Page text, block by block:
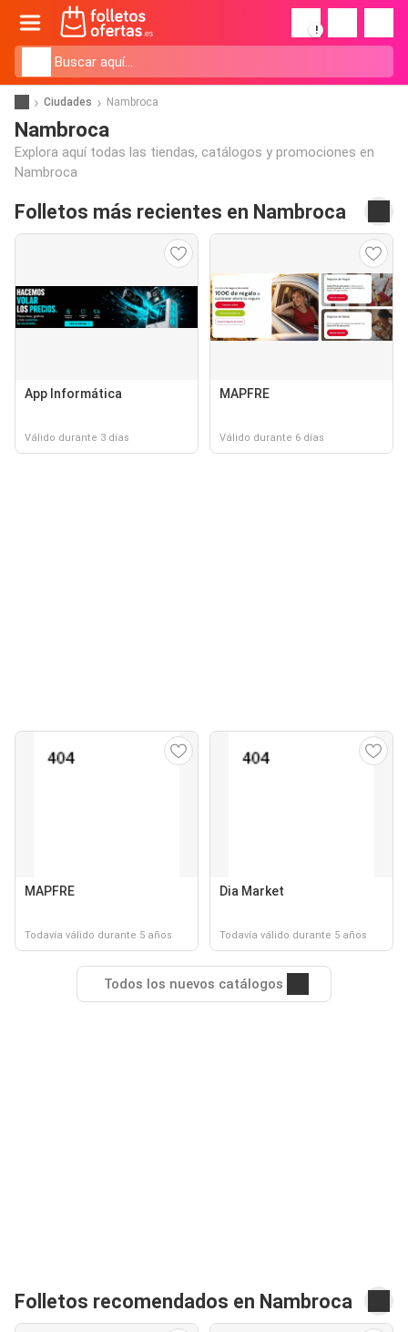
!
Ciudades Nambroca
Nambroca
Explora aquí todas las tiendas, catálogos y promociones en
Nambroca
Folletos más recientes en Nambroca
App Informática
Válido durante 3 días
MAPFRE
Válido durante 6 días
MAPFRE
Todavía válido durante 5 años
Dia Market
Todavía válido durante 5 años
Todos los nuevos catálogos
Folletos recomendados en Nambroca